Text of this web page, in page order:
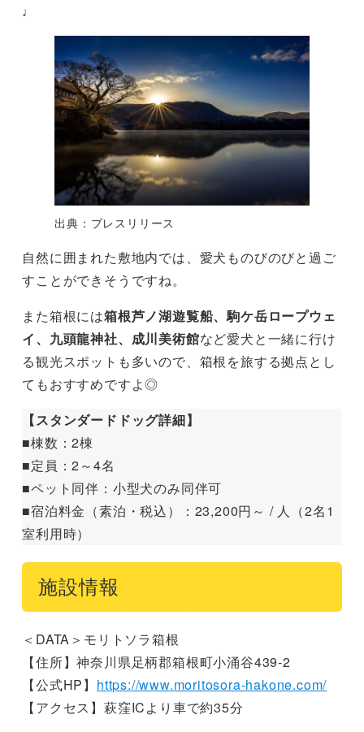
♩
出典：プレスリリース
自然に囲まれた敷地内では、愛犬ものびのびと過ご
すことができそうですね。
また箱根には箱根芦ノ湖遊覧船、駒ケ岳ロープウェ
イ、九頭龍神社、成川美術館など愛犬と一緒に行け
る観光スポットも多いので、箱根を旅する拠点とし
てもおすすめですよ◎
【スタンダードドッグ詳細】
■棟数：2棟
■定員：2～4名
■ペット同伴：小型犬のみ同伴可
■宿泊料金（素泊・税込）：23,200円～ / 人（2名1
室利用時）
施設情報
＜DATA＞モリトソラ箱根
【住所】神奈川県足柄郡箱根町小涌谷439-2
【公式HP】 https://www.moritosora-hakone.com/
【アクセス】萩窪ICより車で約35分